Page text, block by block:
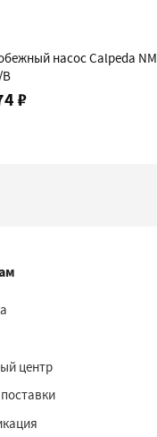
насос Calpeda NM
₽
центр